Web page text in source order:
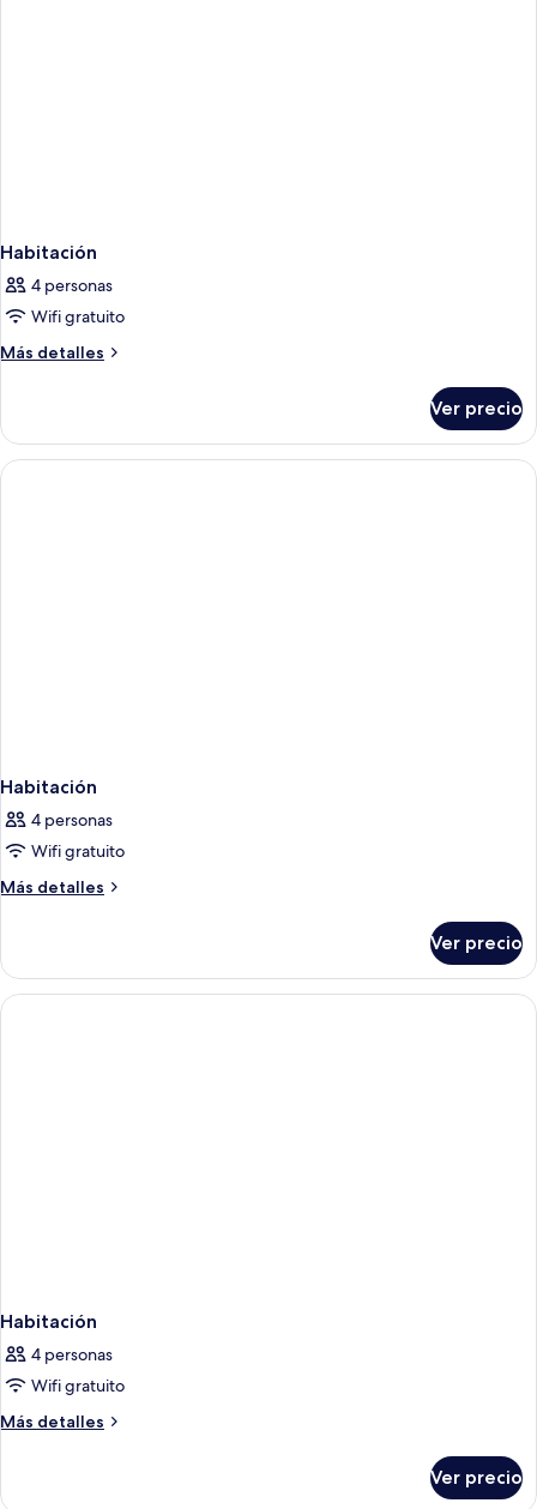
Habitación
4 personas
Wifi gratuito
Más detalles
Más
Ver precio
Habitación
4 personas
Wifi gratuito
Más detalles
Más
Ver precio
Habitación
4 personas
Wifi gratuito
Más detalles
Más
Ver precio